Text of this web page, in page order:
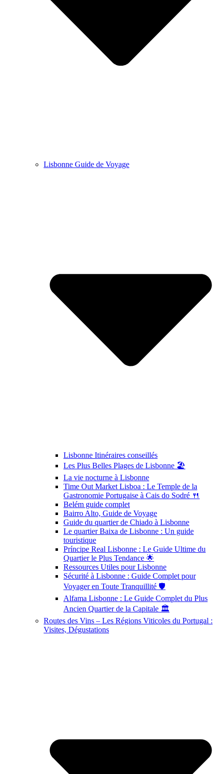
Lisbonne Guide de Voyage
Lisbonne Itinéraires conseillés
Les Plus Belles Plages de Lisbonne 🏖️
La vie nocturne à Lisbonne
Time Out Market Lisboa : Le Temple de la
Gastronomie Portugaise à Cais do Sodré 🍴
Belém guide complet
Bairro Alto, Guide de Voyage
Guide du quartier de Chiado à Lisbonne
Le quartier Baixa de Lisbonne : Un guide
touristique
Príncipe Real Lisbonne : Le Guide Ultime du
Quartier le Plus Tendance 🌟
Ressources Utiles pour Lisbonne
Sécurité à Lisbonne : Guide Complet pour
Voyager en Toute Tranquillité 🛡️
Alfama Lisbonne : Le Guide Complet du Plus
Ancien Quartier de la Capitale 🏛️
Routes des Vins – Les Régions Viticoles du Portugal :
Visites, Dégustations